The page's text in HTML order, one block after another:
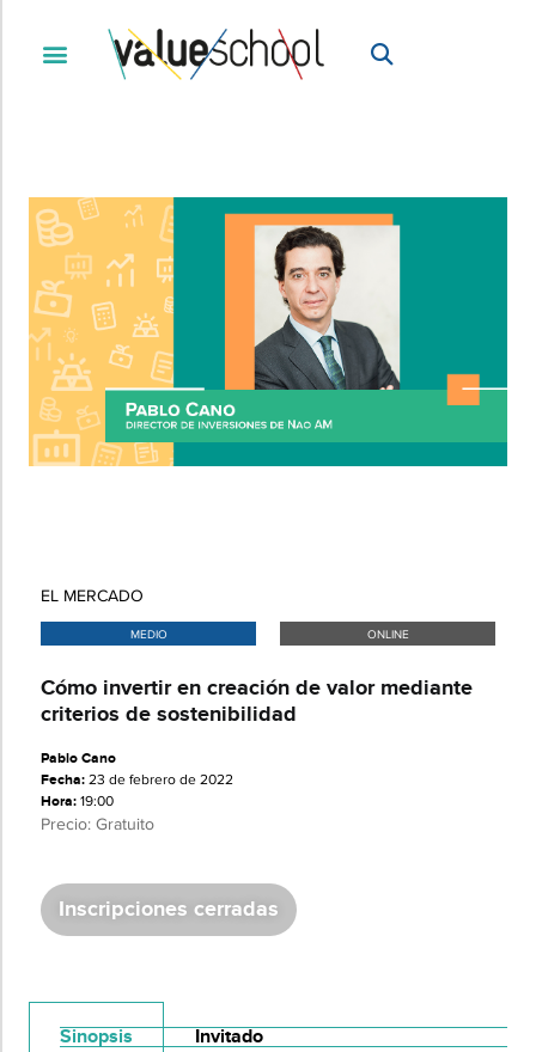
EL MERCADO
MEDIO ONLINE
Cómo invertir en creación de valor mediante
criterios de sostenibilidad
Pablo Cano
Fecha:23 de febrero de 2022
Hora:19:00
Precio: Gratuito
Inscripciones cerradas
Sinopsis Invitado